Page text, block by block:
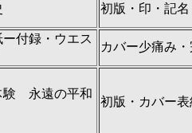
初版・印・記名
付録・ウエス
カバー少痛み
験 永遠の平和
初版・カバー